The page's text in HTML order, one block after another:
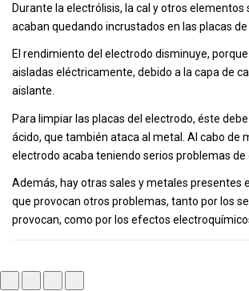
Durante la electrólisis, la cal y otros elementos
acaban quedando incrustados en las placas de
El rendimiento del electrodo disminuye,
aisladas eléctricamente, debido a la capa de
aislante.
Para limpiar las placas del electrodo, éste
ácido, que también ataca al metal. Al cabo de
electrodo acaba teniendo serios problemas de
Además, hay otras sales y metales presentes
que provocan otros problemas, tanto por los
provocan, como por los efectos